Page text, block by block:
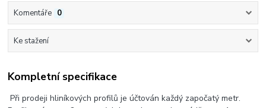
Komentáře 0
Ke stažení
Kompletní specifikace
Při prodeji hliníkových profilů je účtován každý započatý metr.